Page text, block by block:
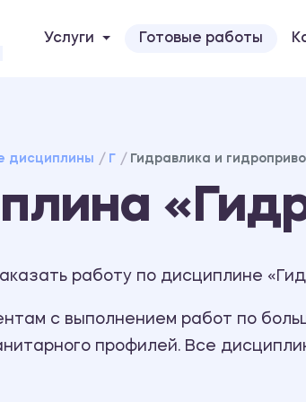
Услуги Готовые работы
дисциплины Г Гидравлика и
работу по дисциплине
с выполнением работ по
профилей. Все